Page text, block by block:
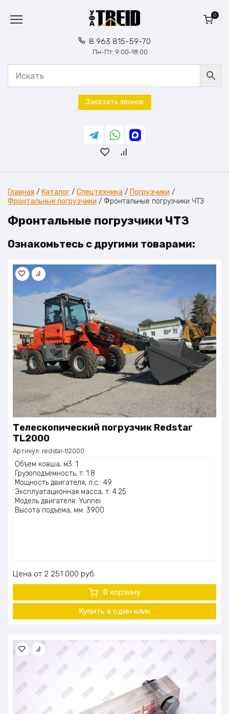
содержанию
8 963 815-59-70
Пн-Пт: 9:00-18:00
0
Заказать звонок
Главная / Каталог / Спецтехника / Погрузчики /
Фронтальные погрузчики / Фронтальные погрузчики ЧТЗ
Фронтальные погрузчики ЧТЗ
Ознакомьтесь с другими товарами:
Телескопический погрузчик Redstar
TL2000
Артикул: redstar-tl2000
Объем ковша, м3: 1
Грузоподъемность, т: 1.8
Мощность двигателя, л.с.: 49
Эксплуатационная масса, т: 4.25
Модель двигателя: Yunnei
Высота подъема, мм: 3900
Цена 2 251 000 руб.
В корзину
Купить в один клик